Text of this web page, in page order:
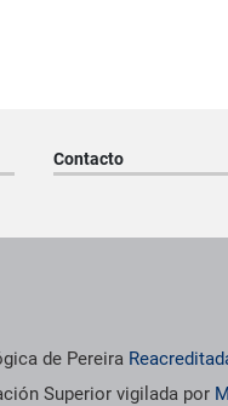
Contacto
institucional
de Pereira
Superior vigilada por